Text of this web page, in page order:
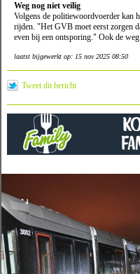
Weg nog niet veilig
Volgens de politiewoordvoerder kan
rijden. "Het GVB moet eerst zorgen
even bij een ontsporing." Ook de
laatst bijgewerkt op: 15 nov 2025 08:50
Tweet dit bericht